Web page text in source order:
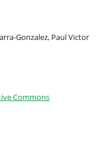
Gonzalez, Paul Victor
Commons